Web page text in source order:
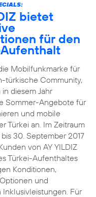
bietet
für den
Mobilfunkmarke für
türkische Community,
diesem Jahr
Sommer-Angebote für
und mobile
Türkei an. Im Zeitraum
bis 30. September 2017
von AY YILDIZ
Türkei-Aufenthaltes
Konditionen,
und
Für